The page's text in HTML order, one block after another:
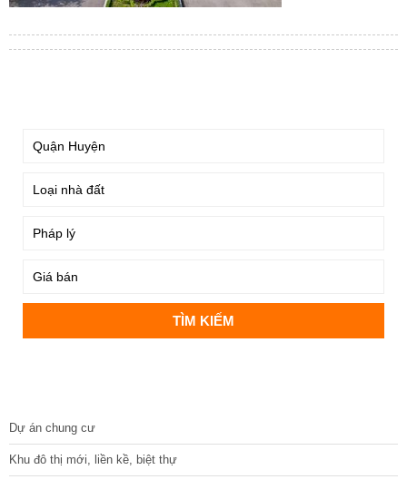
Dự án chung cư
Khu đô thị mới, liền kề, biệt thự